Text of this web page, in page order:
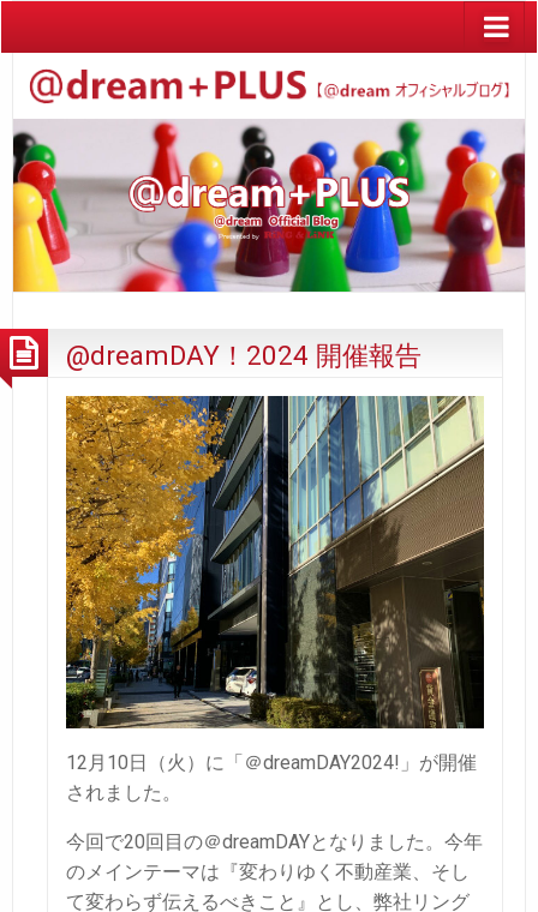
@dreamDAY！2024 開催報告
12月10日（火）に「＠dreamDAY2024!」が開催
されました。
今回で20回目の＠dreamDAYとなりました。 今年
のメインテーマは『変わりゆく不動産業、そし
て変わらず伝えるべきこと』とし、 弊社リング